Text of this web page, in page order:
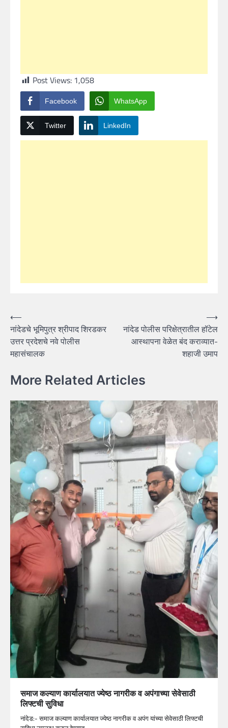
Post Views: 1,058
Facebook WhatsApp
Twitter LinkedIn
Post
navigation
⟵
नांदेडचे भूमिपुत्र श्रीपाद शिरडकर
उत्तर प्रदेशचे नवे पोलीस
महासंचालक
नांदेड पोलीस परिक्षेत्रातील हॉटेल
आस्थापना वेळेत बंद कराव्यात-
शहाजी उमाप
⟶
More Related Articles
समाज कल्याण कार्यालयात ज्येष्ठ नागरीक व अपंगाच्या सेवेसाठी
लिफ्टची सुविधा
नांदेड:- समाज कल्याण कार्यालयात ज्येष्ठ नागरीक व अपंग यांच्या सेवेसाठी लिफ्टची